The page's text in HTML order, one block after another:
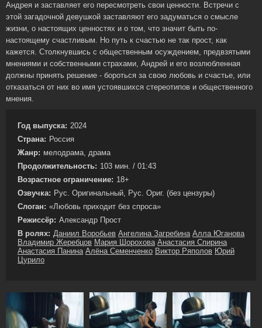
Андрея и заставляет его пересмотреть свои ценности. Встречи с
этой загадочной девушкой заставляют его задуматься о смысле
жизни, о настоящих ценностях и о том, что значит быть по-
настоящему счастливым. Но путь к счастью не так прост, как
кажется. Столкнувшись с общественным осуждением, предвзятыми
мнениями и собственными страхами, Андрей и его возлюбленная
должны принять решение - бороться за свою любовь и счастье, или
отказаться от них во имя устоявшихся стереотипов и общественного
мнения.
Год выпуска: 2024
Страна: Россия
Жанр: мелодрама, драма
Продолжительность: 103 мин. / 01:43
Возрастное ограничение: 18+
Озвучка: Рус. Оригинальный, Рус. Ориг. (без цензуры)
Слоган: «Любовь приходит без спроса»
Режиссёр: Александр Прост
В ролях: Даниил Воробьев Ангелина Загребина Алла Юганова
Владимир Жеребцов Мария Шорохова Анастасия Спирина
Анастасия Панина Алёна Семенченко Виктор Ряполов Юрий
Цурило